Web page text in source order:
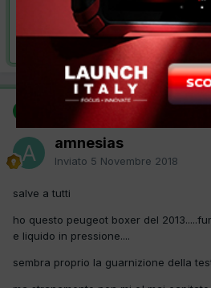
VAI ALLA
Risolta da amnesias,
amnesias
Inviato 5 Novembre 2018
salve a tutti
ho questo peugeot boxer del
e liquido in pressione....
sembra proprio la guarnizione della